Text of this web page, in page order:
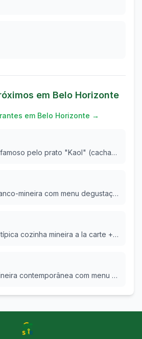
em Belo Horizonte
em Belo Horizonte →
Fundado em 1938, famoso pelo prato "Kaol" (cachaça, arroz, ovo e linguiça), ícone da culinária mineira.
Alta gastronomia franco-mineira com menu degustação, comandada pelo chef Leo Paixão.
Ambiente rústico e típica cozinha mineira a la carte + buffet, com natureza ao redor.
Alta gastronomia mineira contemporânea com menu degustação e toque afetivo, em ambiente elegante.